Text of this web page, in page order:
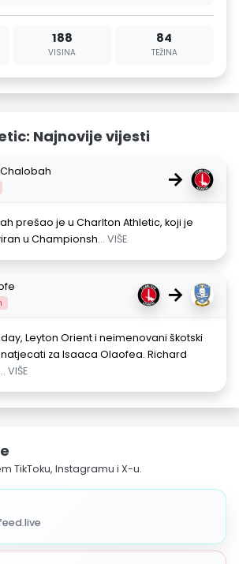
188
VISINA
84
TEŽINA
Najnovije vijesti
→
prešao je u Charlton Athletic, koji je
u Championsh... VIŠE
→
Leyton Orient i neimenovani škotski
za Isaaca Olaofea. Richard
... VIŠE
TikToku, Instagramu i X-u.